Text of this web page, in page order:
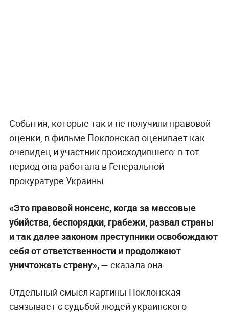
События, которые так и не получили правовой
оценки, в фильме Поклонская оценивает как
очевидец и участник происходившего: в тот
период она работала в Генеральной
прокуратуре Украины.
«Это правовой нонсенс, когда за массовые
убийства, беспорядки, грабежи, развал страны
и так далее законом преступники освобождают
себя от ответственности и продолжают
уничтожать страну», — сказала она.
Отдельный смысл картины Поклонская
связывает с судьбой людей украинского